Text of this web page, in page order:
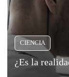
CIENCIA
¿Es la